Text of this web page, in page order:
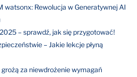
watsonx: Rewolucja w Generatywnej AI
– sprawdź, jak się przygotować!
– Jakie lekcje płyną
za niewdrożenie wymagań